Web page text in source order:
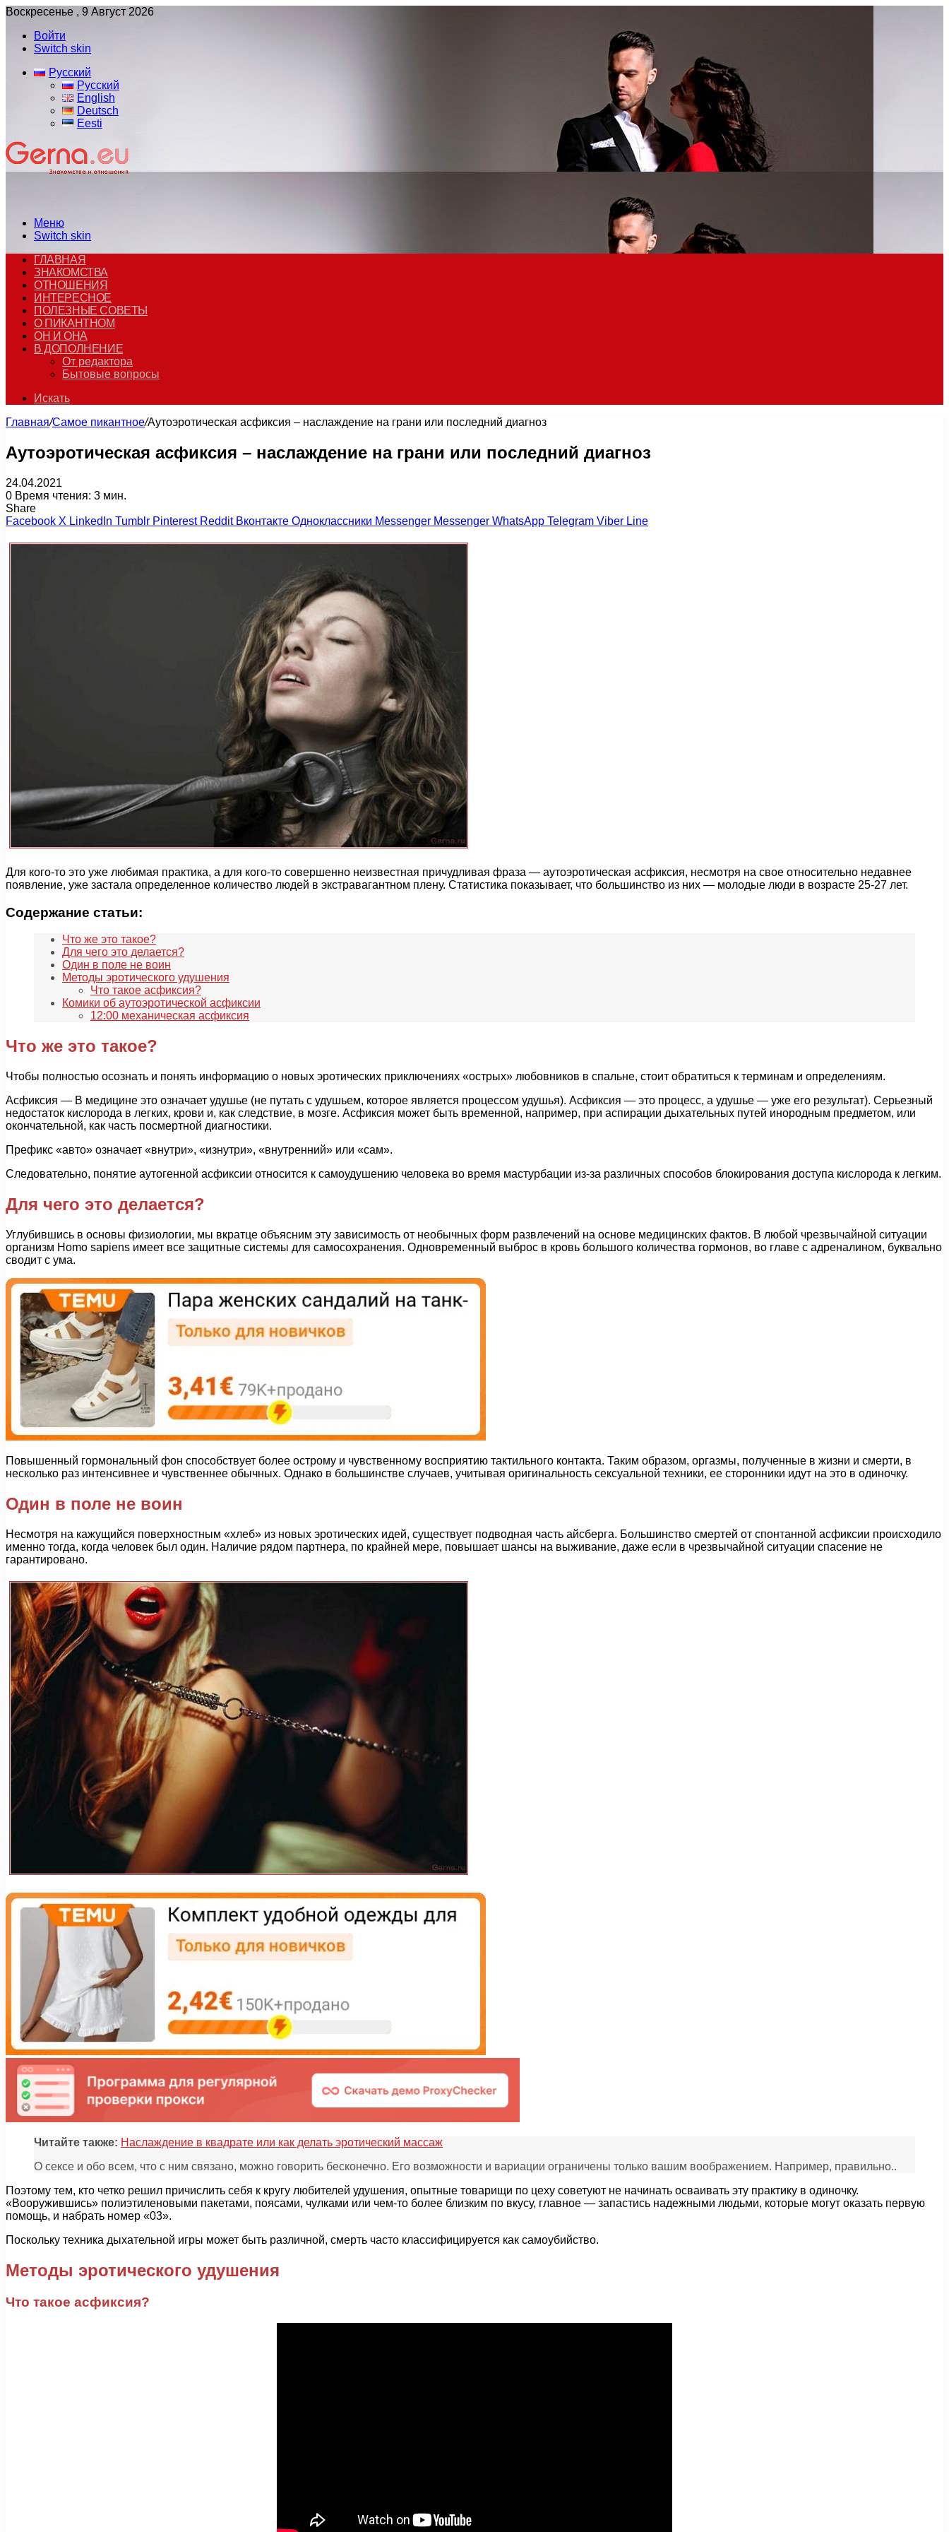
Воскресенье , 9 Август 2026
Войти
Switch skin
Русский
Русский
English
Deutsch
Eesti
Меню
Switch skin
ГЛАВНАЯ
ЗНАКОМСТВА
ОТНОШЕНИЯ
ИНТЕРЕСНОЕ
ПОЛЕЗНЫЕ СОВЕТЫ
О ПИКАНТНОМ
ОН И ОНА
В ДОПОЛНЕНИЕ
От редактора
Бытовые вопросы
Искать
Главная/Самое пикантное/Аутоэротическая асфиксия – наслаждение на грани или последний диагноз
Аутоэротическая асфиксия – наслаждение на грани или последний диагноз
24.04.2021
0 Время чтения: 3 мин.
Share
Facebook X LinkedIn Tumblr Pinterest Reddit Вконтакте Одноклассники Messenger Messenger WhatsApp Telegram Viber Line
Для кого-то это уже любимая практика, а для кого-то совершенно неизвестная причудливая фраза — аутоэротическая асфиксия, несмотря на свое относительно недавнее
появление, уже застала определенное количество людей в экстравагантном плену. Статистика показывает, что большинство из них — молодые люди в возрасте 25-27 лет.
Содержание статьи:
Что же это такое?
Для чего это делается?
Один в поле не воин
Методы эротического удушения
Что такое асфиксия?
Комики об аутоэротической асфиксии
12:00 механическая асфиксия
Что же это такое?
Чтобы полностью осознать и понять информацию о новых эротических приключениях «острых» любовников в спальне, стоит обратиться к терминам и определениям.
Асфиксия — В медицине это означает удушье (не путать с удушьем, которое является процессом удушья). Асфиксия — это процесс, а удушье — уже его результат). Серьезный
недостаток кислорода в легких, крови и, как следствие, в мозге. Асфиксия может быть временной, например, при аспирации дыхательных путей инородным предметом, или
окончательной, как часть посмертной диагностики.
Префикс «авто» означает «внутри», «изнутри», «внутренний» или «сам».
Следовательно, понятие аутогенной асфиксии относится к самоудушению человека во время мастурбации из-за различных способов блокирования доступа кислорода к легким.
Для чего это делается?
Углубившись в основы физиологии, мы вкратце объясним эту зависимость от необычных форм развлечений на основе медицинских фактов. В любой чрезвычайной ситуации
организм Homo sapiens имеет все защитные системы для самосохранения. Одновременный выброс в кровь большого количества гормонов, во главе с адреналином, буквально
сводит с ума.
Повышенный гормональный фон способствует более острому и чувственному восприятию тактильного контакта. Таким образом, оргазмы, полученные в жизни и смерти, в
несколько раз интенсивнее и чувственнее обычных. Однако в большинстве случаев, учитывая оригинальность сексуальной техники, ее сторонники идут на это в одиночку.
Один в поле не воин
Несмотря на кажущийся поверхностным «хлеб» из новых эротических идей, существует подводная часть айсберга. Большинство смертей от спонтанной асфиксии происходило
именно тогда, когда человек был один. Наличие рядом партнера, по крайней мере, повышает шансы на выживание, даже если в чрезвычайной ситуации спасение не
гарантировано.
Читайте также: Наслаждение в квадрате или как делать эротический массаж
О сексе и обо всем, что с ним связано, можно говорить бесконечно. Его возможности и вариации ограничены только вашим воображением. Например, правильно..
Поэтому тем, кто четко решил причислить себя к кругу любителей удушения, опытные товарищи по цеху советуют не начинать осваивать эту практику в одиночку.
«Вооружившись» полиэтиленовыми пакетами, поясами, чулками или чем-то более близким по вкусу, главное — запастись надежными людьми, которые могут оказать первую
помощь, и набрать номер «03».
Поскольку техника дыхательной игры может быть различной, смерть часто классифицируется как самоубийство.
Методы эротического удушения
Что такое асфиксия?